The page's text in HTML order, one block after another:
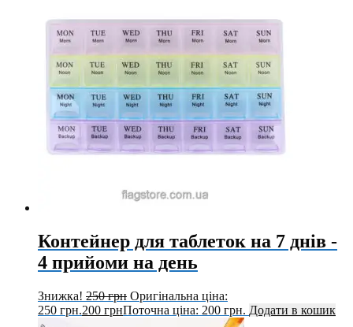
Контейнер для таблеток на 7 днів -
4 прийоми на день
Знижка! 250грн Оригінальна ціна:
250 грн.200 грнПоточна ціна: 200 грн. Додати в кошик